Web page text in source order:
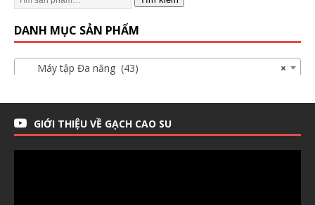
DANH MỤC SẢN PHẨM
×
Máy tập Đa năng (43)
GIỚI THIỆU VỀ GẠCH CAO SU